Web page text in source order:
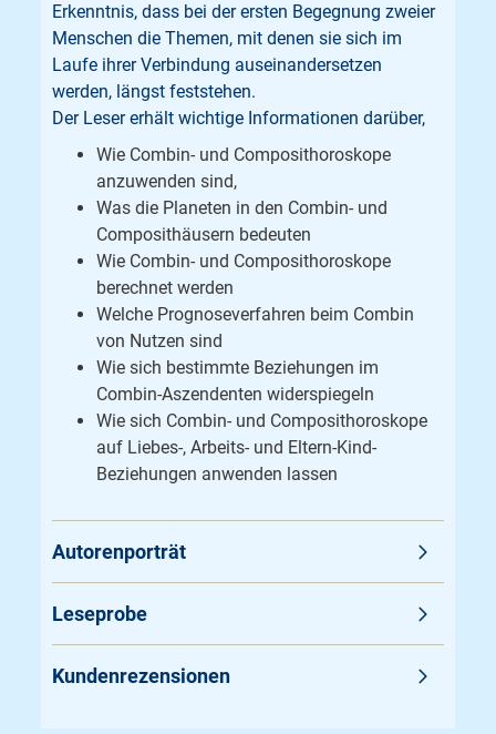
Erkenntnis, dass bei der ersten Begegnung zweier
Menschen die Themen, mit denen sie sich im
Laufe ihrer Verbindung auseinandersetzen
werden, längst feststehen.
Der Leser erhält wichtige Informationen darüber,
Wie Combin- und Composithoroskope
anzuwenden sind,
Was die Planeten in den Combin- und
Composithäusern bedeuten
Wie Combin- und Composithoroskope
berechnet werden
Welche Prognoseverfahren beim Combin
von Nutzen sind
Wie sich bestimmte Beziehungen im
Combin-Aszendenten widerspiegeln
Wie sich Combin- und Composithoroskope
auf Liebes-, Arbeits- und Eltern-Kind-
Beziehungen anwenden lassen
Autorenporträt
Leseprobe
Kundenrezensionen